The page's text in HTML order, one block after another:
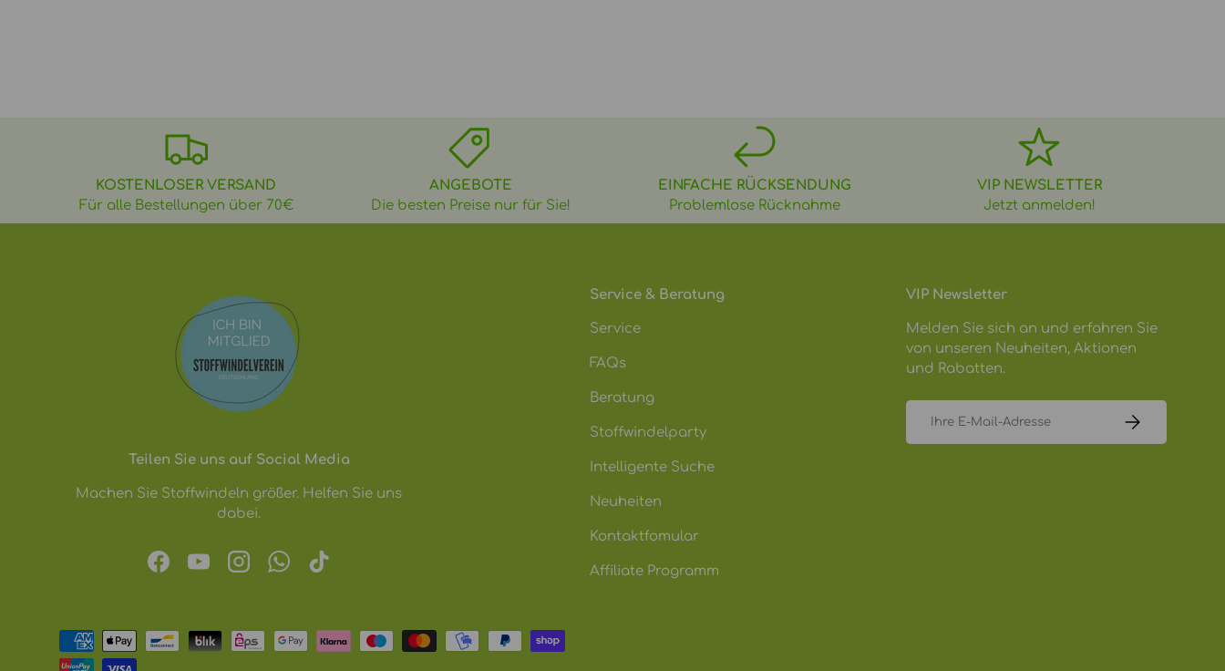
KOSTENLOSER VERSAND
Für alle Bestellungen über 70€
ANGEBOTE
Die besten Preise nur für Sie!
EINFACHE RÜCKSENDUNG
Problemlose Rücknahme
VIP NEWSLETTER
Jetzt anmelden!
Teilen Sie uns auf Social Media
Machen Sie Stoffwindeln größer. Helfen Sie uns
dabei.
FacebookYouTubeInstagramWhatsApp
TikTok
Service & Beratung
Service
FAQs
Beratung
Stoffwindelparty
Intelligente Suche
Neuheiten
Kontaktfomular
Affiliate Programm
VIP Newsletter
Melden Sie sich an und erfahren Sie
von unseren Neuheiten, Aktionen
und Rabatten.
E-Mail
ABONNIEREN
Zahlungsmethoden